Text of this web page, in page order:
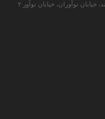
تهران، جاده ساوه، شهرک صنعتی پرند، خیابان نوآوران، خیابان نوآور ۲